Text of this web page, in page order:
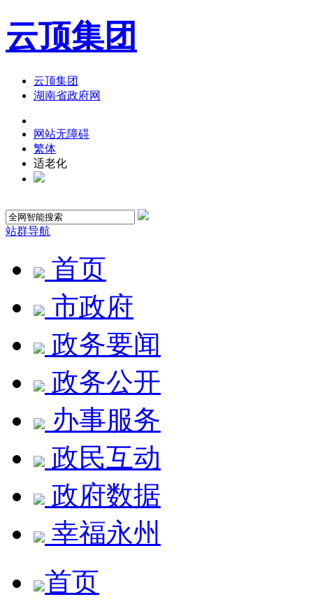
云顶集团
云顶集团
湖南省政府网
网站无障碍
繁体
适老化
站群导航
首页
市政府
政务要闻
政务公开
办事服务
政民互动
政府数据
幸福永州
首页